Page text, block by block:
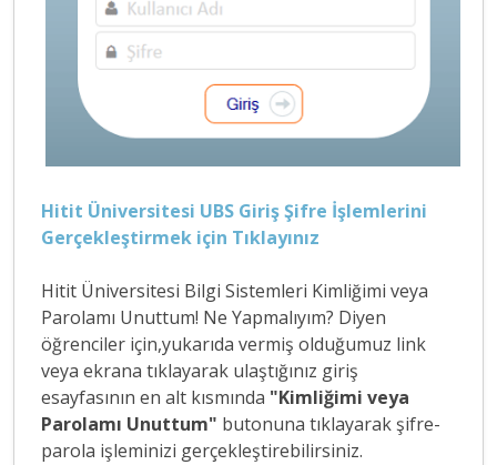
Hitit Üniversitesi UBS Giriş Şifre İşlemlerini
Gerçekleştirmek için Tıklayınız
Hitit Üniversitesi Bilgi Sistemleri Kimliğimi veya
Parolamı Unuttum! Ne Yapmalıyım? Diyen
öğrenciler için,yukarıda vermiş olduğumuz link
veya ekrana tıklayarak ulaştığınız giriş
esayfasının en alt kısmında "Kimliğimi veya
Parolamı Unuttum" butonuna tıklayarak şifre-
parola işleminizi gerçekleştirebilirsiniz.